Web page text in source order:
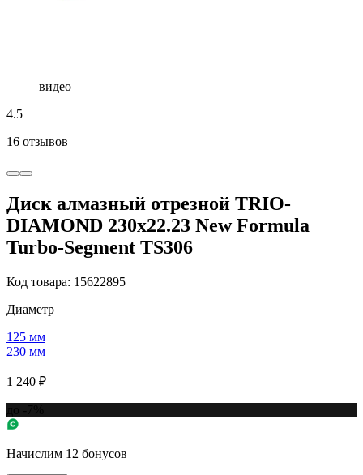
видео
4.5
16 отзывов
Диск алмазный отрезной TRIO-
DIAMOND 230x22.23 New Formula
Turbo-Segment TS306
Код товара: 15622895
Диаметр
125 мм
230 мм
1 240 ₽
Начислим 12 бонусов